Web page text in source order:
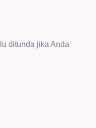
ditunda jika Anda